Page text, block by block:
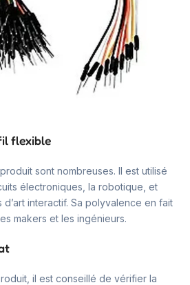
flexible
sont nombreuses. Il est utilisé
électroniques, la robotique, et
interactif. Sa polyvalence en fait
makers et les ingénieurs.
il est conseillé de vérifier la